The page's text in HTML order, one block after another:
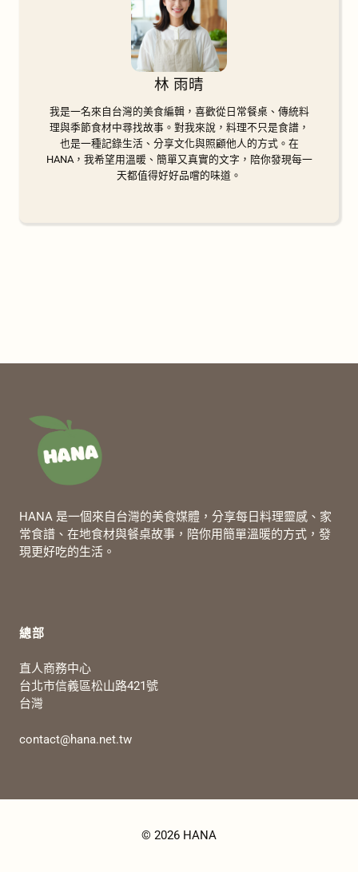
林 雨晴
我是一名來自台灣的美食編輯，喜歡從日常餐桌、傳統料
理與季節食材中尋找故事。對我來說，料理不只是食譜，
也是一種記錄生活、分享文化與照顧他人的方式。在
HANA，我希望用溫暖、簡單又真實的文字，陪你發現每一
天都值得好好品嚐的味道。
HANA 是一個來自台灣的美食媒體，分享每日料理靈感、家
常食譜、在地食材與餐桌故事，陪你用簡單溫暖的方式，發
現更好吃的生活。
總部
直人商務中心
台北市信義區松山路421號
台灣
contact@hana.net.tw
© 2026 HANA